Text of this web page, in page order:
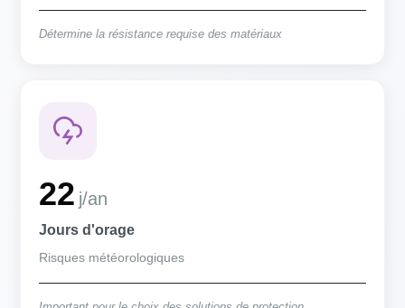
Détermine la résistance requise des matériaux
22 j/an
Jours d'orage
Risques météorologiques